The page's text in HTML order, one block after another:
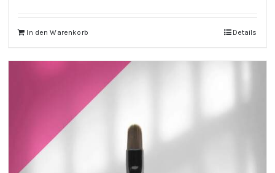
In den Warenkorb Details